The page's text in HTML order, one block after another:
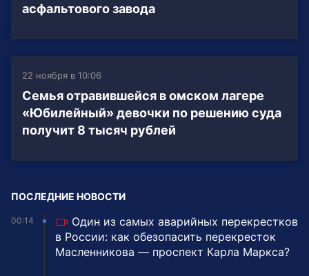
асфальтового завода
22 ноября в 10:06
Семья отравившейся в омском лагере
«Юбилейный» девочки по решению суда
получит 8 тысяч рублей
ПОСЛЕДНИЕ НОВОСТИ
00:14
Один из самых аварийных перекрестков
в России: как обезопасить перекресток
Масленникова — проспект Карла Маркса?